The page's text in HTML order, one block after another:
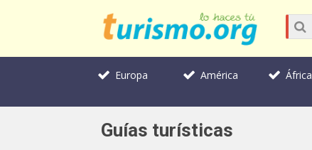
Europa América África
Guías turísticas